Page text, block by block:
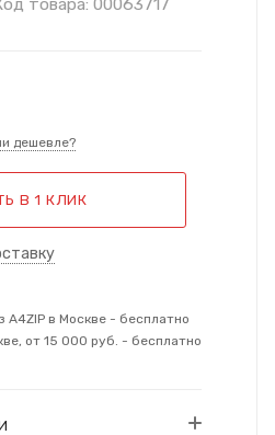
дешевле?
В 1 КЛИК
A4ZIP в Москве - бесплатно
от 15 000 руб. - бесплатно